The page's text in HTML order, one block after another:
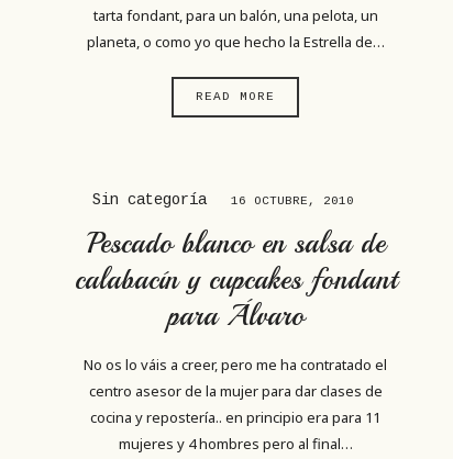
tarta fondant, para un balón, una pelota, un
planeta, o como yo que hecho la Estrella de…
READ MORE
Sin categoría 16 OCTUBRE, 2010
Pescado blanco en salsa de
calabacín y cupcakes fondant
para Álvaro
No os lo váis a creer, pero me ha contratado el
centro asesor de la mujer para dar clases de
cocina y repostería.. en principio era para 11
mujeres y 4 hombres pero al final…